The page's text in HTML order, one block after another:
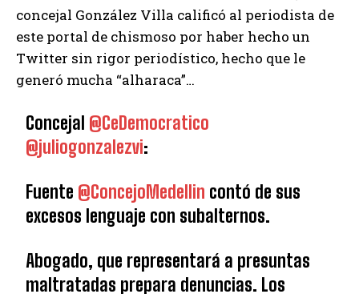
concejal González Villa calificó al periodista de
este portal de chismoso por haber hecho un
Twitter sin rigor periodístico, hecho que le
generó mucha “alharaca”…
Concejal @CeDemocratico
@juliogonzalezvi:
Fuente @ConcejoMedellin contó de sus
excesos lenguaje con subalternos.
Abogado, que representará a presuntas
maltratadas prepara denuncias. Los